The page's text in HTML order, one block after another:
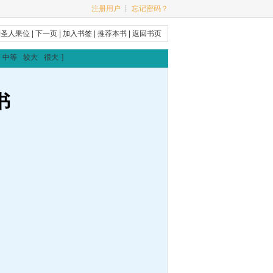
注册用户 ┊ 忘记密码？
人果位 |下一页 |加入书签 |推荐本书 |返回书页
中等 较大 很大 ]